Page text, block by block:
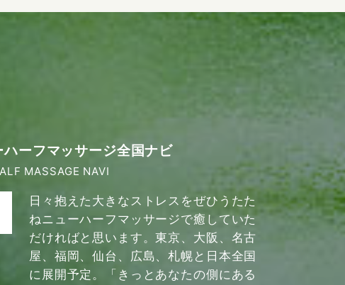
ハーフマッサージ全国ナビ
MASSAGE NAVI
日々抱えた大きなストレスをぜひうたた
ねニューハーフマッサージで癒していた
だければと思います。東京、大阪、名古
屋、福岡、仙台、広島、札幌と日本全国
に展開予定。「きっとあなたの側にある